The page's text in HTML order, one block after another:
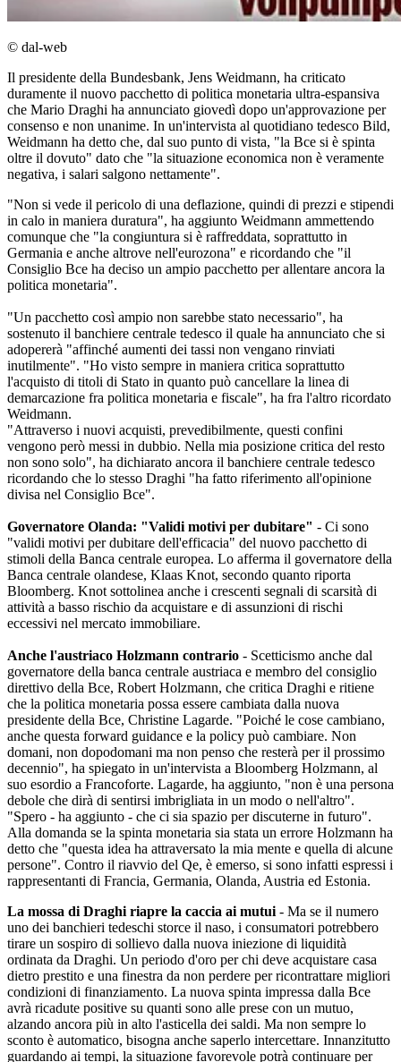
© dal-web
Il presidente della Bundesbank, Jens Weidmann, ha criticato
duramente il nuovo pacchetto di politica monetaria ultra-espansiva
che Mario Draghi ha annunciato giovedì dopo un'approvazione per
consenso e non unanime. In un'intervista al quotidiano tedesco Bild,
Weidmann ha detto che, dal suo punto di vista, "la Bce si è spinta
oltre il dovuto" dato che "la situazione economica non è veramente
negativa, i salari salgono nettamente".
"Non si vede il pericolo di una deflazione, quindi di prezzi e stipendi
in calo in maniera duratura", ha aggiunto Weidmann ammettendo
comunque che "la congiuntura si è raffreddata, soprattutto in
Germania e anche altrove nell'eurozona" e ricordando che "il
Consiglio Bce ha deciso un ampio pacchetto per allentare ancora la
politica monetaria".
"Un pacchetto così ampio non sarebbe stato necessario", ha
sostenuto il banchiere centrale tedesco il quale ha annunciato che si
adopererà "affinché aumenti dei tassi non vengano rinviati
inutilmente". "Ho visto sempre in maniera critica soprattutto
l'acquisto di titoli di Stato in quanto può cancellare la linea di
demarcazione fra politica monetaria e fiscale", ha fra l'altro ricordato
Weidmann.
"Attraverso i nuovi acquisti, prevedibilmente, questi confini
vengono però messi in dubbio. Nella mia posizione critica del resto
non sono solo", ha dichiarato ancora il banchiere centrale tedesco
ricordando che lo stesso Draghi "ha fatto riferimento all'opinione
divisa nel Consiglio Bce".
Governatore Olanda: "Validi motivi per dubitare" - Ci sono
"validi motivi per dubitare dell'efficacia" del nuovo pacchetto di
stimoli della Banca centrale europea. Lo afferma il governatore della
Banca centrale olandese, Klaas Knot, secondo quanto riporta
Bloomberg. Knot sottolinea anche i crescenti segnali di scarsità di
attività a basso rischio da acquistare e di assunzioni di rischi
eccessivi nel mercato immobiliare.
Anche l'austriaco Holzmann contrario - Scetticismo anche dal
governatore della banca centrale austriaca e membro del consiglio
direttivo della Bce, Robert Holzmann, che critica Draghi e ritiene
che la politica monetaria possa essere cambiata dalla nuova
presidente della Bce, Christine Lagarde. "Poiché le cose cambiano,
anche questa forward guidance e la policy può cambiare. Non
domani, non dopodomani ma non penso che resterà per il prossimo
decennio", ha spiegato in un'intervista a Bloomberg Holzmann, al
suo esordio a Francoforte. Lagarde, ha aggiunto, "non è una persona
debole che dirà di sentirsi imbrigliata in un modo o nell'altro".
"Spero - ha aggiunto - che ci sia spazio per discuterne in futuro".
Alla domanda se la spinta monetaria sia stata un errore Holzmann ha
detto che "questa idea ha attraversato la mia mente e quella di alcune
persone". Contro il riavvio del Qe, è emerso, si sono infatti espressi i
rappresentanti di Francia, Germania, Olanda, Austria ed Estonia.
La mossa di Draghi riapre la caccia ai mutui - Ma se il numero
uno dei banchieri tedeschi storce il naso, i consumatori potrebbero
tirare un sospiro di sollievo dalla nuova iniezione di liquidità
ordinata da Draghi. Un periodo d'oro per chi deve acquistare casa
dietro prestito e una finestra da non perdere per ricontrattare migliori
condizioni di finanziamento. La nuova spinta impressa dalla Bce
avrà ricadute positive su quanti sono alle prese con un mutuo,
alzando ancora più in alto l'asticella dei saldi. Ma non sempre lo
sconto è automatico, bisogna anche saperlo intercettare. Innanzitutto
guardando ai tempi, la situazione favorevole potrà continuare per